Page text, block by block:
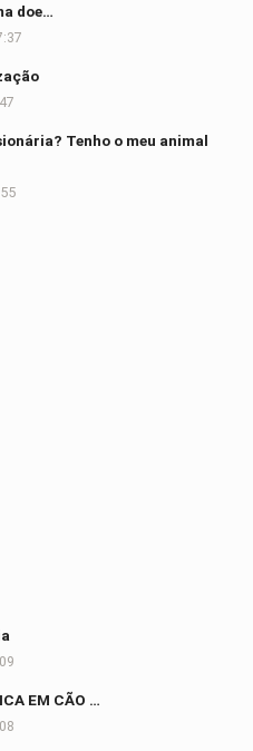
doe…
Tenho o meu animal
EM CÃO …